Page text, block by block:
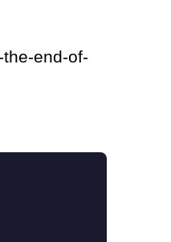
end-of-